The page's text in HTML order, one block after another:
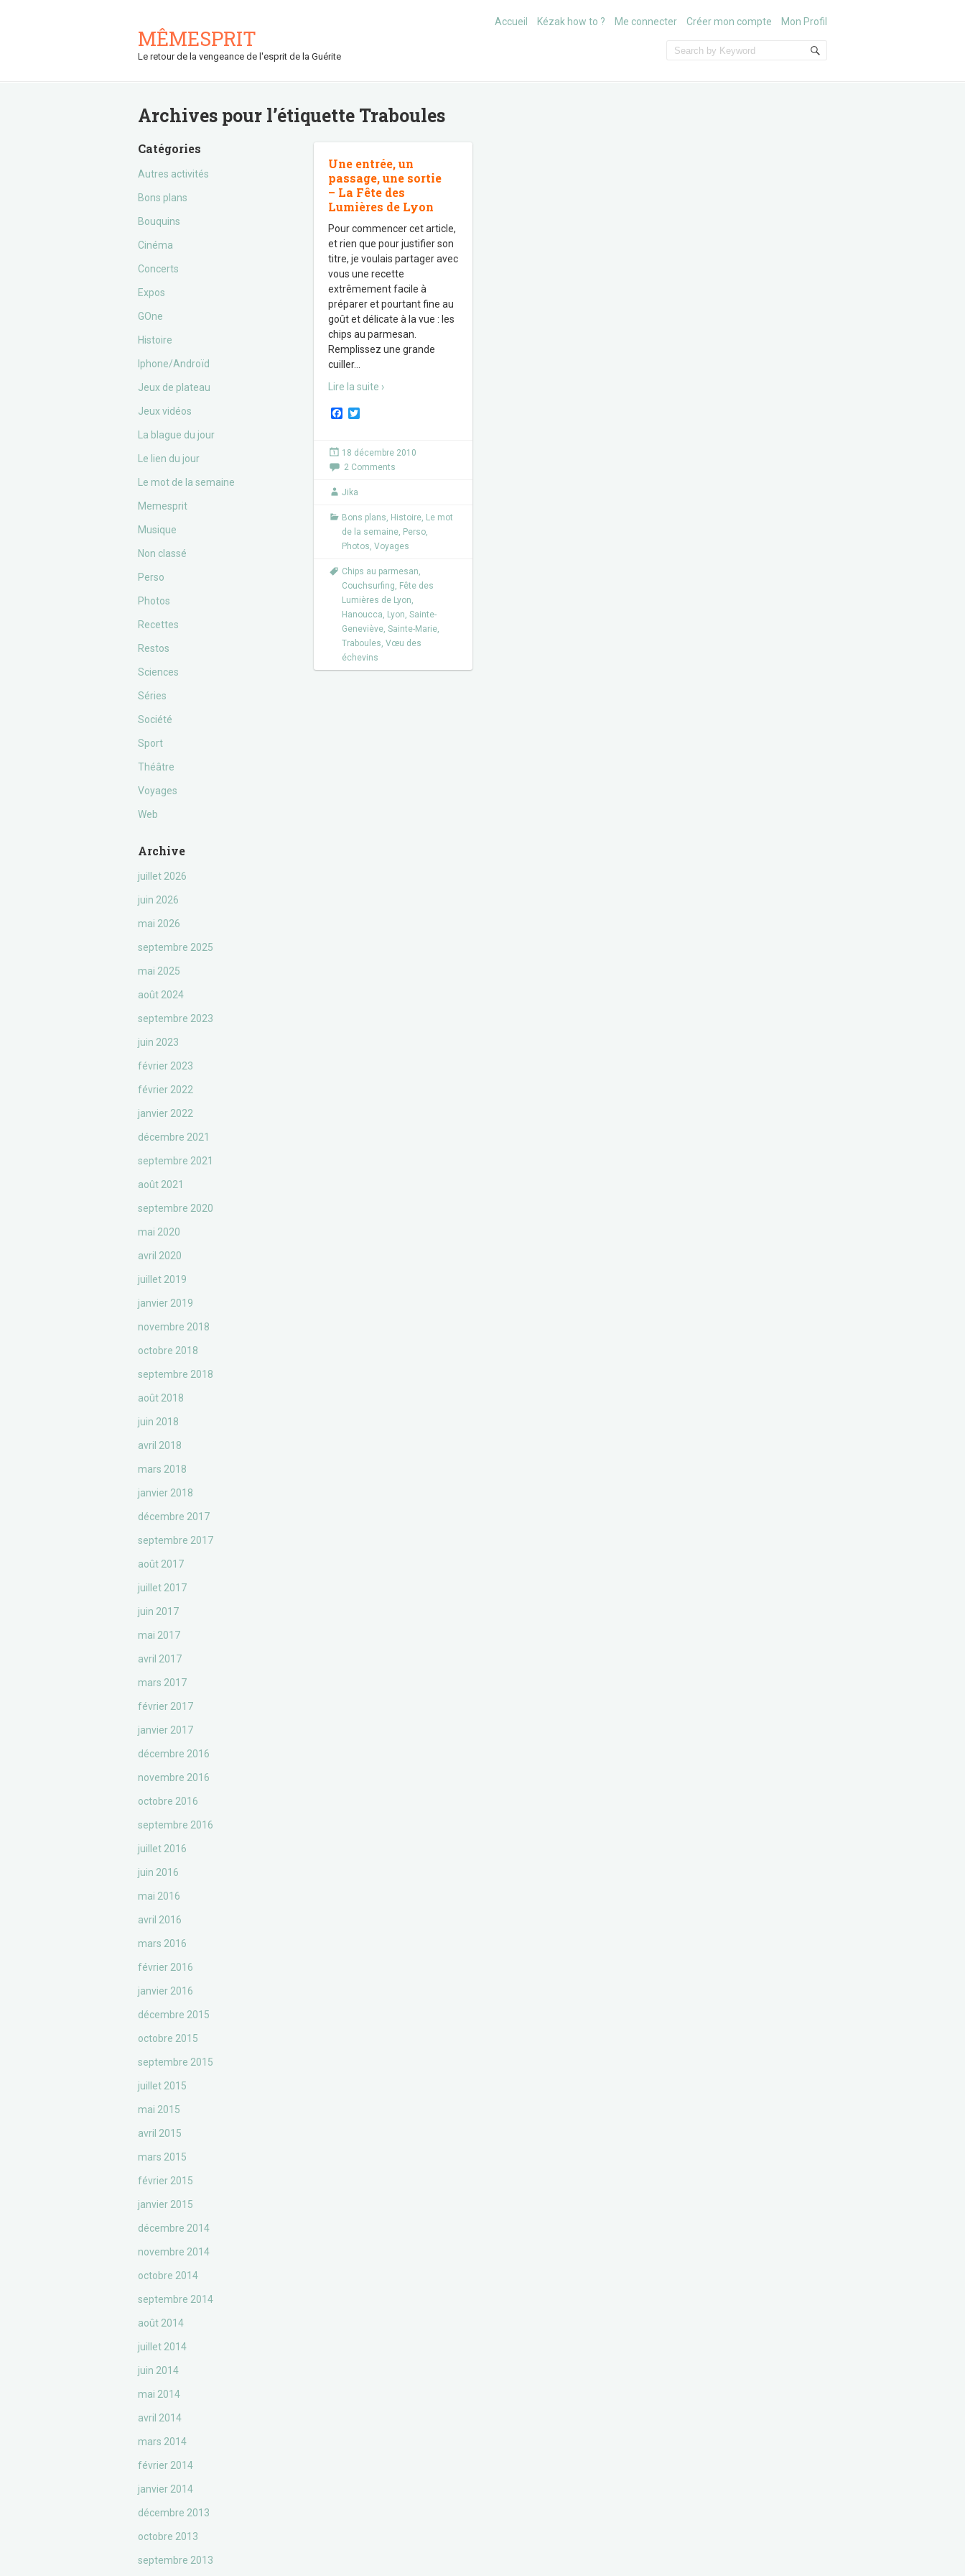
MÊMESPRIT
Le retour de la vengeance de l'esprit de la Guérite
Accueil Kézak how to ? Me connecter Créer mon compte Mon Profil
Archives pour l’étiquette Traboules
Catégories
Autres activités
Bons plans
Bouquins
Cinéma
Concerts
Expos
GOne
Histoire
Iphone/Androïd
Jeux de plateau
Jeux vidéos
La blague du jour
Le lien du jour
Le mot de la semaine
Memesprit
Musique
Non classé
Perso
Photos
Recettes
Restos
Sciences
Séries
Société
Sport
Théâtre
Voyages
Web
Archive
juillet 2026
juin 2026
mai 2026
septembre 2025
mai 2025
août 2024
septembre 2023
juin 2023
février 2023
février 2022
janvier 2022
décembre 2021
septembre 2021
août 2021
septembre 2020
mai 2020
avril 2020
juillet 2019
janvier 2019
novembre 2018
octobre 2018
septembre 2018
août 2018
juin 2018
avril 2018
mars 2018
janvier 2018
décembre 2017
septembre 2017
août 2017
juillet 2017
juin 2017
mai 2017
avril 2017
mars 2017
février 2017
janvier 2017
décembre 2016
novembre 2016
octobre 2016
septembre 2016
juillet 2016
juin 2016
mai 2016
avril 2016
mars 2016
février 2016
janvier 2016
décembre 2015
octobre 2015
septembre 2015
juillet 2015
mai 2015
avril 2015
mars 2015
février 2015
janvier 2015
décembre 2014
novembre 2014
octobre 2014
septembre 2014
août 2014
juillet 2014
juin 2014
mai 2014
avril 2014
mars 2014
février 2014
janvier 2014
décembre 2013
octobre 2013
septembre 2013
Une entrée, un
passage, une sortie
– La Fête des
Lumières de Lyon
Pour commencer cet article,
et rien que pour justifier son
titre, je voulais partager avec
vous une recette
extrêmement facile à
préparer et pourtant fine au
goût et délicate à la vue : les
chips au parmesan.
Remplissez une grande
cuiller…
Lire la suite ›
F
e
b
o
k
t
t
e
18 décembre 2010
2 Comments
Jika
Bons plans, Histoire, Le mot
de la semaine, Perso,
Photos, Voyages
Chips au parmesan,
Couchsurfing, Fête des
Lumières de Lyon,
Hanoucca, Lyon, Sainte-
Geneviève, Sainte-Marie,
Traboules, Vœu des
échevins